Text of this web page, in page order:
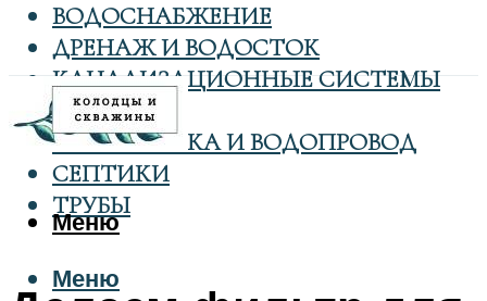
ВОДОСНАБЖЕНИЕ
ДРЕНАЖ И ВОДОСТОК
КАНАЛИЗАЦИОННЫЕ СИСТЕМЫ
КОЛОДЦЫ
САНТЕХНИКА И ВОДОПРОВОД
СЕПТИКИ
ТРУБЫ
Меню
Меню